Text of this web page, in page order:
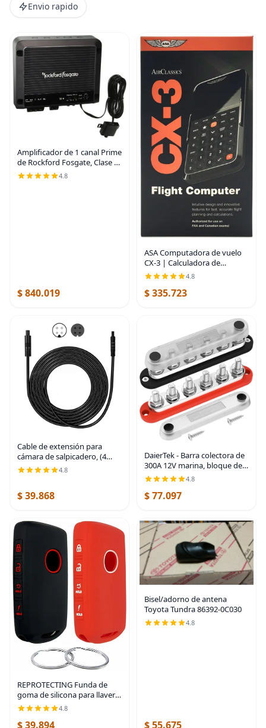
Envio rapido
Amplificador de 1 canal Prime
de Rockford Fosgate, Clase D,
Negro
4.8
$ 840.019
ASA Computadora de vuelo
CX-3 | Calculadora de
aviación avanzada para
estudiantes pilotos y
profesionales | Aprobado
4.8
$ 335.723
Cable de extensión para
cámara de salpicadero, (4
pines, 3.3 pies), cable de
extensión de cámara trasera
Cord,Dashcam
4.8
$ 39.868
DaierTek - Barra colectora de
300A 12V marina, bloque de
distribución de potencia con
(M10), máximo 300V CA, 48V
4.8
$ 77.097
REPROTECTING Funda de
goma de silicona para llavero
compatible con Mazda 3 6
CX-30 CX-5 CX-9 CX-50
WAZSKE11D01 662F-
4.8
$ 39.894
Bisel/adorno de antena
Toyota Tundra 86392-0C030
4.8
$ 55.675